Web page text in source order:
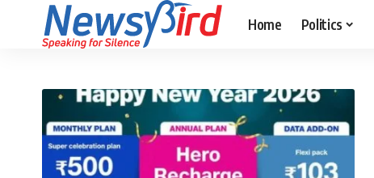
Home Politics